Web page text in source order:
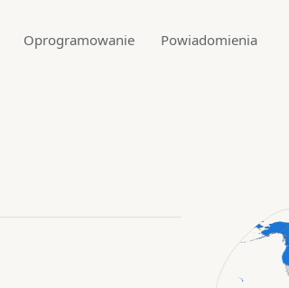
Oprogramowanie Powiadomienia